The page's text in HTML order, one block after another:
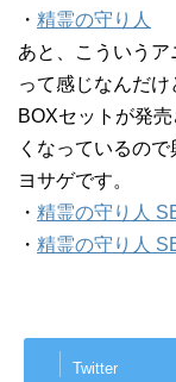
・ 精霊の守り人
あと、こういう
って感じなんだ
BOXセットが発
くなっているの
ヨサゲです。
・ 精霊の守り人
・ 精霊の守り人
Twitter